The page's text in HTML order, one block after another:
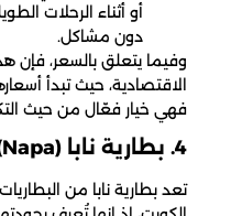
أو أثناء الرحلات
دون مشاكل.
وفيما يتعلق بالسعر، فإن
فهي خيار فعّال من حيث
4. بطارية نابا (Napa)
تعد بطارية نابا من